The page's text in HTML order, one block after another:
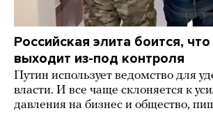
Российская элита боится,
выходит из-под контроля
Путин использует ведомство для
власти. И все чаще склоняется к
давления на бизнес и общество,